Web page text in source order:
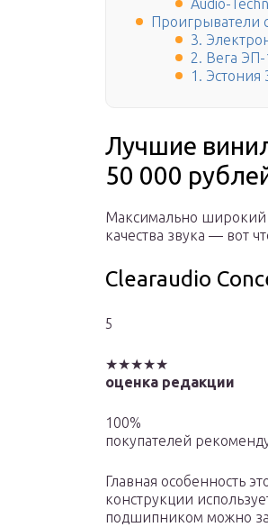
Audio-
Проигрыватели
3.
2. Вега ЭП-
1.
Лучшие
50 000
Максимально широкий
качества звука — вот
Clearaudio
5
★★★★★
оценка редакции
100%
покупателей
Главная особенность
конструкции
подшипником можно